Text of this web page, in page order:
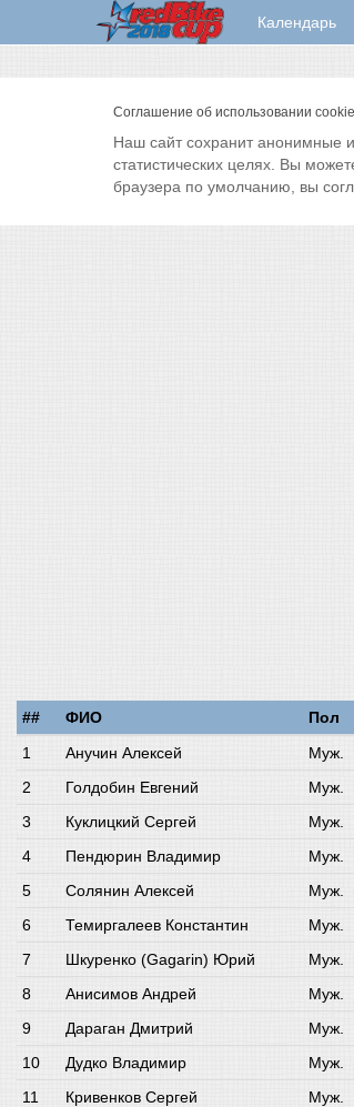
Календарь
Соглашение об использовании
Наш сайт сохранит анонимные
статистических целях. Вы
браузера по умолчанию, вы
## ФИО Пол
Анучин Алексей
Муж.
Голдобин Евгений
Муж.
Куклицкий Сергей
Муж.
Пендюрин Владимир
Муж.
Солянин Алексей
Муж.
Темиргалеев Константин
Муж.
Шкуренко (Gagarin) Юрий
Муж.
Анисимов Андрей
Муж.
Дараган Дмитрий
Муж.
Дудко Владимир
Муж.
Кривенков Сергей
Муж.